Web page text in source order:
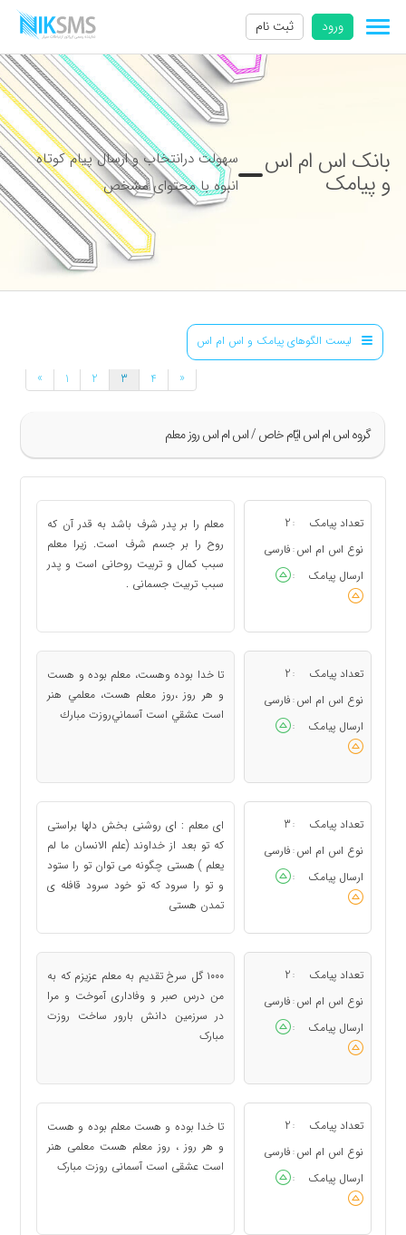
ورود ثبت نام
بانک اس ام اس
و پیامک
سهولت درانتخاب و ارسال پیام کوتاه
انبوه با محتوای مشخص
لیست الگوهای پیامک و اس ام اس
گروه اس ام اس ايّام خاص / اس ام اس روز معلم
» 1 2 3 4 «
تعداد پیامک :
2
نوع اس ام اس : فارسی
ارسال پیامک
:
معلم را بر پدر شرف باشد به قدر آن که
روح را بر جسم شرف است. زیرا معلم
سبب کمال و تربیت روحانی است و پدر
سبب تربیت جسمانی .
تعداد پیامک :
2
نوع اس ام اس : فارسی
ارسال پیامک
:
تا خدا بوده وهست، معلم بوده و هست
و هر روز ،روز معلم هست، معلمي هنر
است عشقي است آسماني روزت مبارك
تعداد پیامک :
3
نوع اس ام اس : فارسی
ارسال پیامک
:
ای معلم : ای روشنی بخش دلها براستی
که تو بعد از خداوند (علم الانسان ما لم
یعلم ) هستی چگونه می توان تو را ستود
و تو را سرود که تو خود سرود قافله ی
تمدن هستی
تعداد پیامک :
2
نوع اس ام اس : فارسی
ارسال پیامک
:
۱۰۰۰ گل سرخ تقدیم به معلم عزیزم که به
من درس صبر و وفاداری آموخت و مرا
در سرزمین دانش بارور ساخت روزت
مبارک
تعداد پیامک :
2
نوع اس ام اس : فارسی
ارسال پیامک
:
تا خدا بوده و هست معلم بوده و هست
و هر روز ، روز معلم هست معلمی هنر
است عشقی است آسمانی روزت مبارک